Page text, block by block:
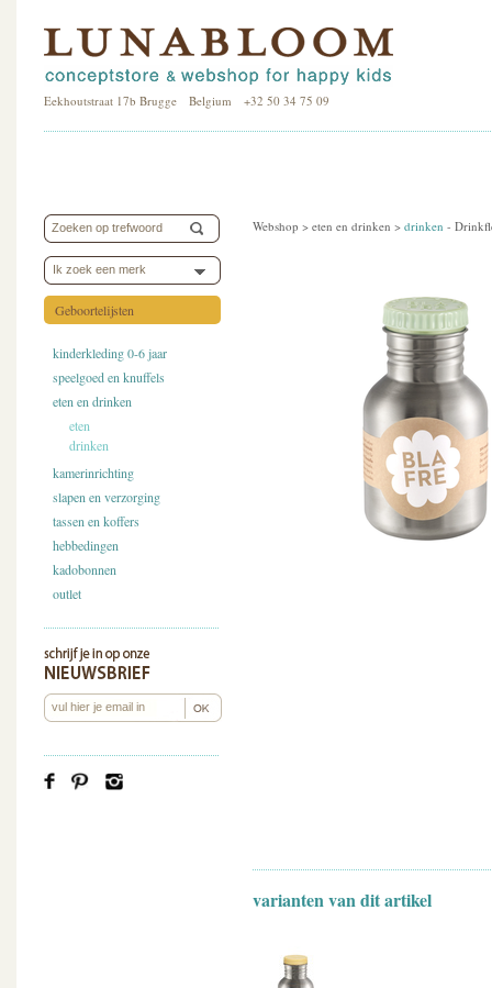
Eekhoutstraat 17b Brugge Belgium +32 50 34 75 09
Ik zoek een merk
Geboortelijsten
kinderkleding 0-6 jaar
speelgoed en knuffels
eten en drinken
eten
drinken
kamerinrichting
slapen en verzorging
tassen en koffers
hebbedingen
kadobonnen
outlet
Webshop > eten en drinken > drinken -
varianten van dit artikel